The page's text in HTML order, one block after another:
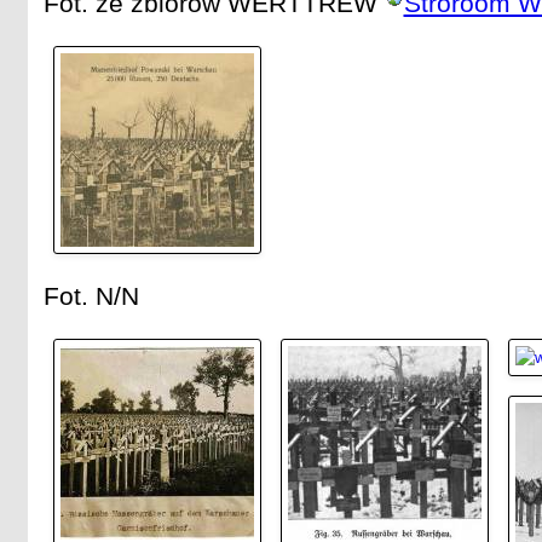
Fot. N/N